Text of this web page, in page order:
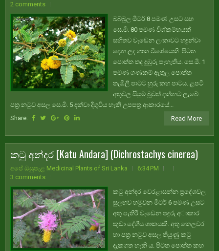
2 comments
බබ්බුල මීටර් 8 පමණ උසට සහ
සෙ.මි. 80 පමණ විශ්කම්භයක්
සහිතව වැඩෙන ලංකාවට හඳුන්වා
දෙන ලද ශාක විශේෂයකි. පිටත
පොත්ත තද දුඹුරු පැහැතිය. සෙ.මි. 1
පමණ ගණකම් ඇතුල පොත්ත
තැඹිලි පාටට හුරු කහ පාටය. ළපටි
අතුවල සියුම් බූවත් දක්නට ලැබේ.
පත්‍ර නටුව අසල සෙ.මි. 5 දක්වා දිගුවිය හැකි උපපත්‍ර ආකාරයේ...
Share:
Read More
කටු අන්දර [Katu Andara] (Dichrostachys cinerea)
අපේ ඔසුපැළ Medicinal Plants of Sri Lanka
6:34 PM
3 comments
කටු අන්දර වෙරළාසන්න ප්‍රදේශවල
සුලභව හමුවන මීටර් 6 පමණ උසට
අතු පැතිරී වැඩෙන පඳුරු අාකාර
කුඩා දේශීය ශාකයකි. අතු කෙලවර
හා පත්‍ර නටුව අසල තියුණු කටු
දැකගත හැකි ය. පිටත පොත්ත කහ